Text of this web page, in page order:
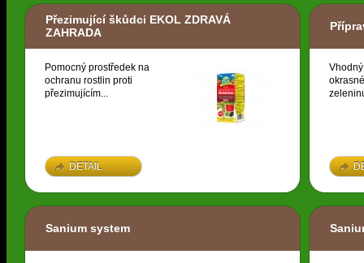
Přezimující škůdci EKOL ZDRAVÁ
ZAHRADA
Pomocný prostředek na
ochranu rostlin proti
přezimujícím...
DETAIL
Sanium system